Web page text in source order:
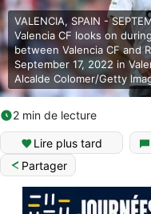
VALENCIA, SPAIN -
Valencia CF looks on
between Valencia CF and
September 17, 2022 in
Alcalde Colomer/Getty
2 min de lecture
Lire plus tard
Partager